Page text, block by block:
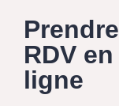
Prendre
RDV en
ligne